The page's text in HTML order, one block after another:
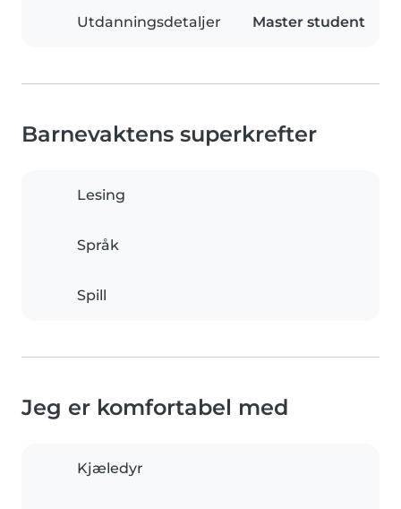
Utdanningsdetaljer Master student
Barnevaktens superkrefter
Lesing
Språk
Spill
Jeg er komfortabel med
Kjæledyr